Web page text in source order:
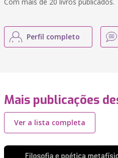
Perfil completo
Mais publicações
Ver a lista completa